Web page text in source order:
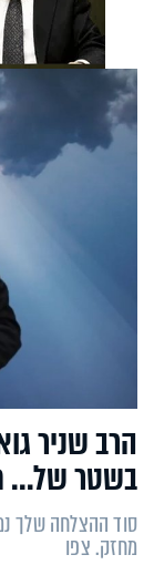
הרב שניר
בשטר של...
מחזק. צפו